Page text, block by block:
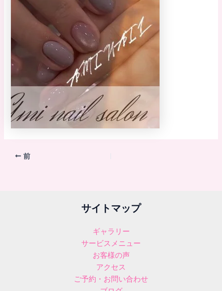
前
サイトマップ
ギャラリー
サービスメニュー
お客様の声
アクセス
ご予約・お問い合わせ